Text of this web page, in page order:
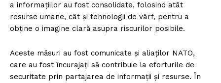
a informațiilor au fost consolidate, folosind atât
resurse umane, cât și tehnologii de vârf, pentru a
obține o imagine clară asupra riscurilor posibile.
Aceste măsuri au fost comunicate și aliaților NATO,
care au fost încurajați să contribuie la eforturile de
securitate prin partajarea de informații și resurse. În